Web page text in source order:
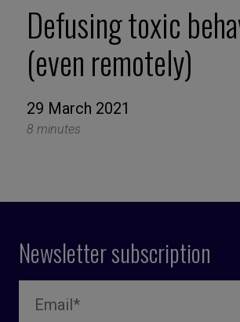
Defusing toxic
(even remotely)
29 March 2021
8 minutes
Newsletter subscription